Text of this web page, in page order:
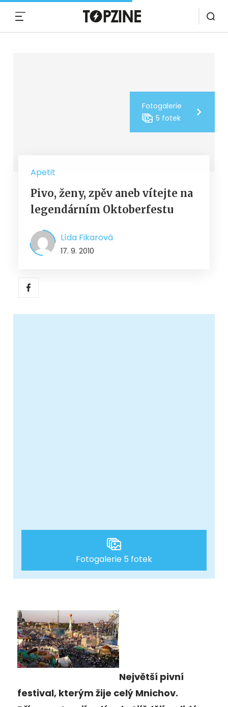
Fotogalerie
5 fotek
Apetit
Pivo, ženy, zpěv aneb vítejte na
legendárním Oktoberfestu
Lída Fikarová
17. 9. 2010
Fotogalerie 5 fotek
Největší pivní
festival, kterým žije celý Mnichov.